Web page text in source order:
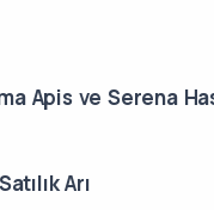
Apis ve Serena
Arı